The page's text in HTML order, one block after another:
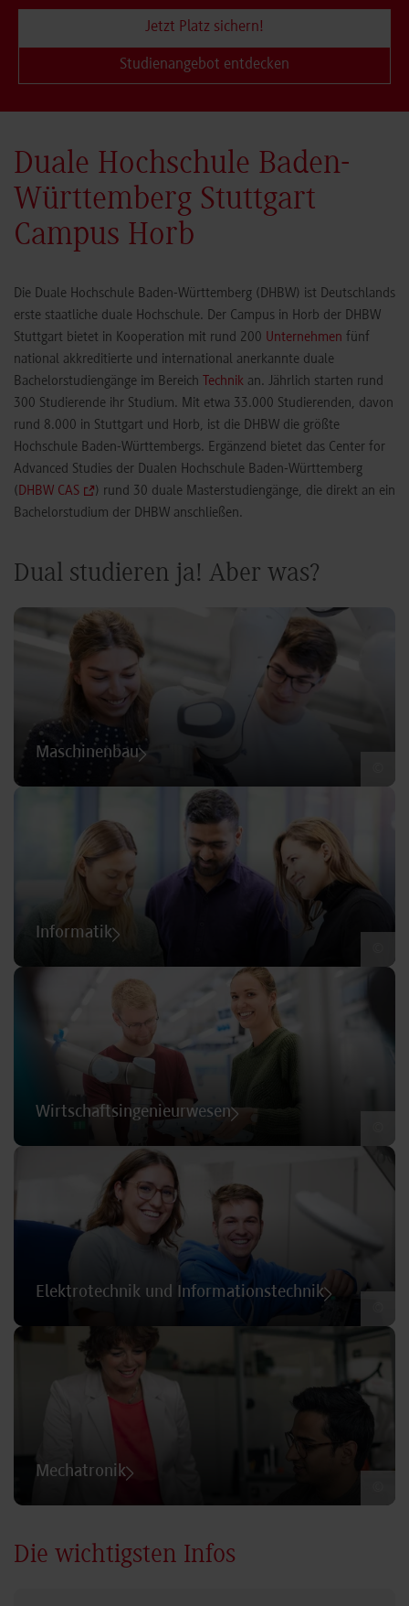
Jetzt Platz sichern!
Studienangebot entdecken
Duale Hochschule Baden-
Württemberg Stuttgart
Campus Horb
Die Duale Hochschule Baden-Württemberg (DHBW) ist Deutschlands
erste staatliche duale Hochschule. Der Campus in Horb der DHBW
Stuttgart bietet in Kooperation mit rund 200 Unternehmen fünf
national akkreditierte und international anerkannte duale
Bachelorstudiengänge im Bereich
Technik an. Jährlich starten rund
300 Studierende ihr Studium. Mit etwa 33.000 Studierenden, davon
rund 8.000 in Stuttgart und Horb, ist die DHBW die größte
Hochschule Baden-Württembergs. Ergänzend bietet das Center for
Advanced Studies der Dualen Hochschule Baden-Württemberg
( DHBW CAS
) rund 30 duale Masterstudiengänge, die direkt an ein
Bachelorstudium der DHBW anschließen.
Dual studieren ja! Aber was?
Maschinenbau
Informatik
Wirtschaftsingenieurwesen
Elektrotechnik und Informationstechnik
Mechatronik
Die wichtigsten Infos